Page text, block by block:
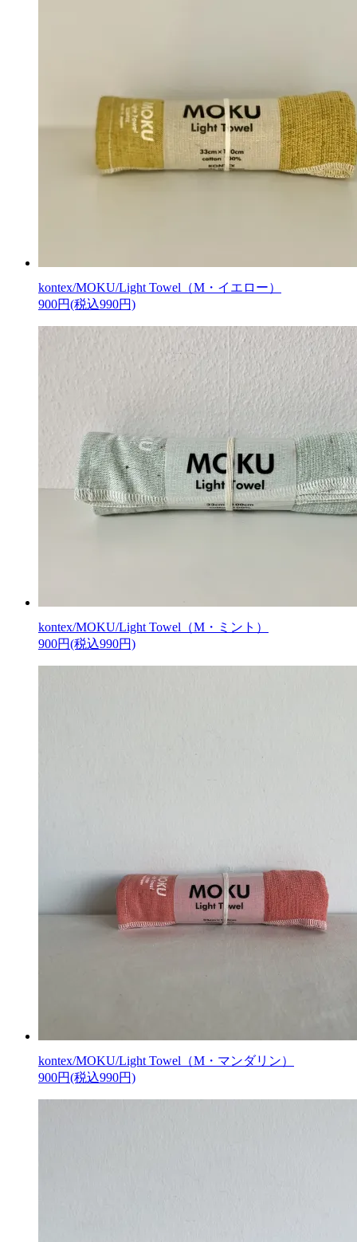
kontex/MOKU/Light Towel（M・イエロー）
900円(税込990円)
kontex/MOKU/Light Towel（M・ミント）
900円(税込990円)
kontex/MOKU/Light Towel（M・マンダリン）
900円(税込990円)